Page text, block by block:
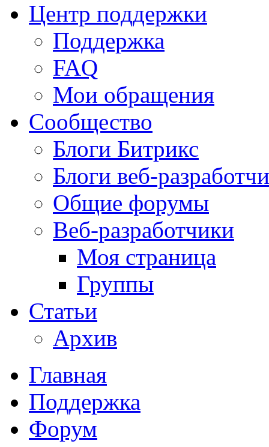
Центр поддержки
Поддержка
FAQ
Мои обращения
Сообщество
Блоги Битрикс
Блоги веб-
Общие форумы
Веб-разработчики
Моя страница
Группы
Статьи
Архив
Главная
Поддержка
Форум